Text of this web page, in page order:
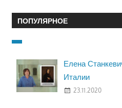
ПОПУЛЯРНОЕ
Елена
Италии
23.11.2020